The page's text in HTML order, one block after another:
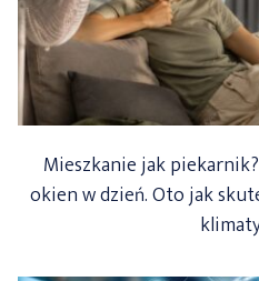
Mieszkanie jak
okien w dzień. Oto jak